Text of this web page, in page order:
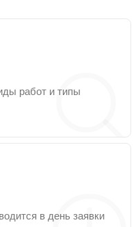
работ и типы
в день заявки